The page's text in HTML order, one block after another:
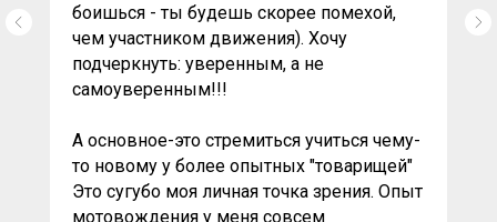
боишься - ты будешь скорее помехой,
чем участником движения). Хочу
подчеркнуть: уверенным, а не
самоуверенным!!!
А основное-это стремиться учиться чему-
то новому у более опытных "товарищей"
Это сугубо моя личная точка зрения. Опыт
мотовождения у меня совсем